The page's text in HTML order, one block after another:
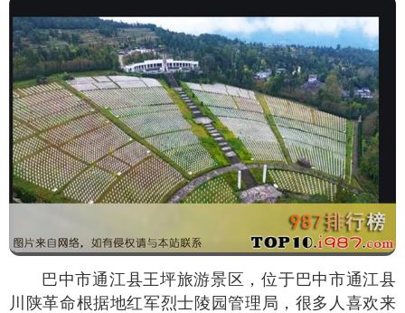
巴中市通江县王坪旅游景区，位于巴中市通江县
川陕革命根据地红军烈士陵园管理局，很多人喜欢来